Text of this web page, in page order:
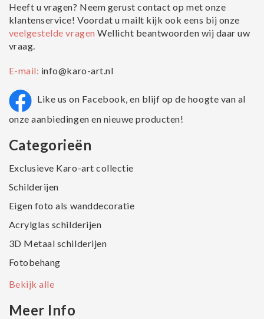
Heeft u vragen? Neem gerust contact op met onze
klantenservice! Voordat u mailt kijk ook eens bij onze
veelgestelde vragenWellicht beantwoorden wij daar uw
vraag.
E-mail: info@karo-art.nl
Like us on Facebook, en blijf op de hoogte van al
onze aanbiedingen en nieuwe producten!
Categorieën
Exclusieve Karo-art collectie
Schilderijen
Eigen foto als wanddecoratie
Acrylglas schilderijen
3D Metaal schilderijen
Fotobehang
Bekijk alle
Meer Info